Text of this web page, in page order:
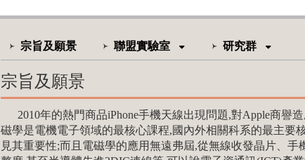
宗旨及願景 聯盟實驗室 研究群
宗旨及願景
2010年的熱門商品iPhone手機天線出現問題,對Apple商譽
磁學是電機電子領域的最核心課程,國內外相關科系的最主要
見其重要性;而且電磁學的應用無遠弗屆,從無線收發晶片、